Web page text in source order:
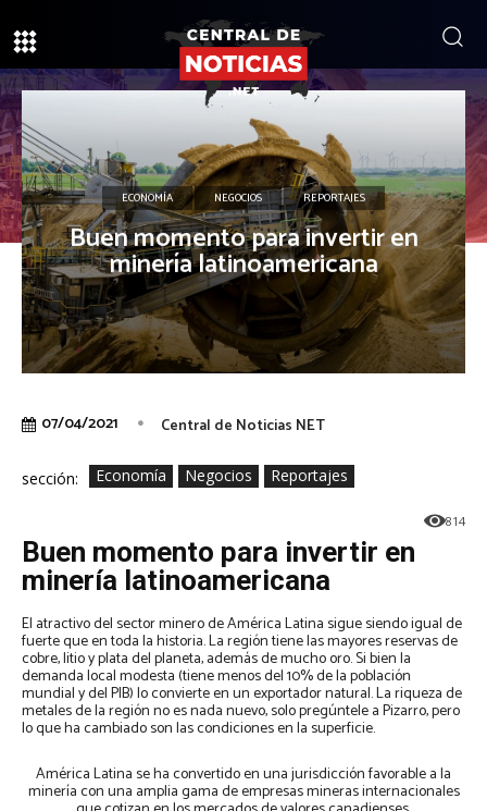
ECONOMÍA NEGOCIOS REPORTAJES
Buen momento para invertir en
minería latinoamericana
07/04/2021 Central de Noticias NET
sección: Economía Negocios Reportajes
814
Buen momento para invertir en
minería latinoamericana
El atractivo del sector minero de América Latina sigue siendo igual de
fuerte que en toda la historia. La región tiene las mayores reservas de
cobre, litio y plata del planeta, además de mucho oro. Si bien la
demanda local modesta (tiene menos del 10% de la población
mundial y del PIB) lo convierte en un exportador natural. La riqueza de
metales de la región no es nada nuevo, solo pregúntele a Pizarro, pero
lo que ha cambiado son las condiciones en la superficie.
América Latina se ha convertido en una jurisdicción favorable a la
minería con una amplia gama de empresas mineras internacionales